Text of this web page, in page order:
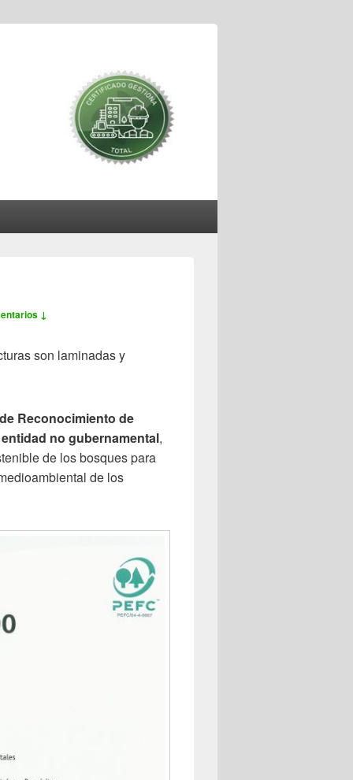
↓
son laminadas y
Reconocimiento de
entidad no gubernamental,
de los bosques para
de los